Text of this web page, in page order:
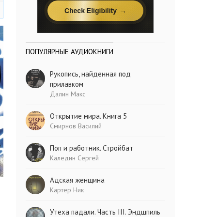
ПОПУЛЯРНЫЕ АУДИОКНИГИ
Рукопись, найденная под
прилавком
Далин Макс
Открытие мира. Книга 5
Смирнов Василий
Поп и работник. Стройбат
Каледин Сергей
Адская женщина
Картер Ник
Утеха падали. Часть III. Эндшпиль